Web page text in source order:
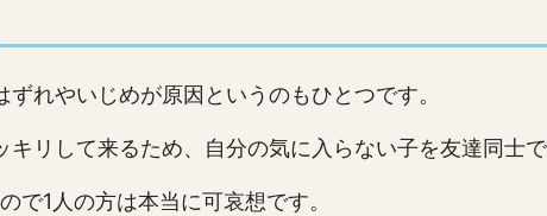
れやいじめが原因というのもひとつです。
リして来るため、自分の気に入らない子を友達同士
で1人の方は本当に可哀想です。